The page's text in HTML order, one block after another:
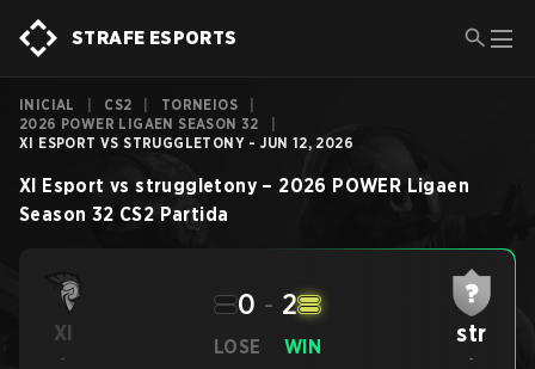
STRAFE ESPORTS
INICIAL CS2 TORNEIOS
2026 POWER LIGAEN SEASON 32
XI ESPORT VS STRUGGLETONY - JUN 12, 2026
XI Esport vs struggletony – 2026 POWER Ligaen
Season 32 CS2 Partida
XI
-
LOSE
0 - 2
WIN str
-